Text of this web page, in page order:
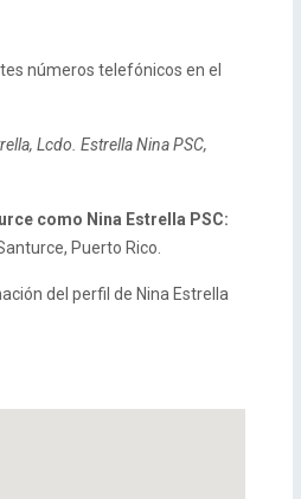
números telefónicos en el
Lcdo. Estrella Nina PSC,
como Nina Estrella PSC:
Puerto Rico.
del perfil de Nina Estrella